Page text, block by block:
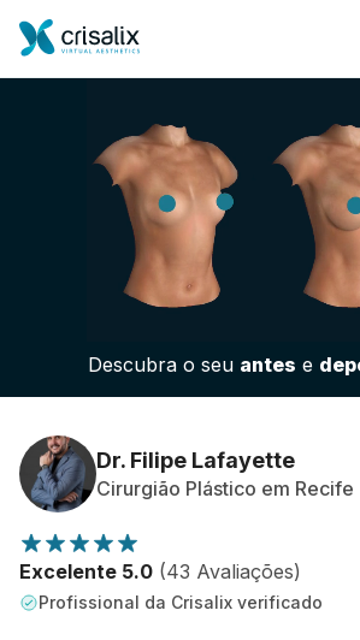
Página inicial para cirurgiões
Plataforma 3D de business
Planos
Avaliações dos pacientes
Descubra o seu antes e
Dr. Filipe Lafayette
Cirurgião Plástico em Recife
Excelente 5.0 (43 Avaliações)
Profissional da Crisalix verificado